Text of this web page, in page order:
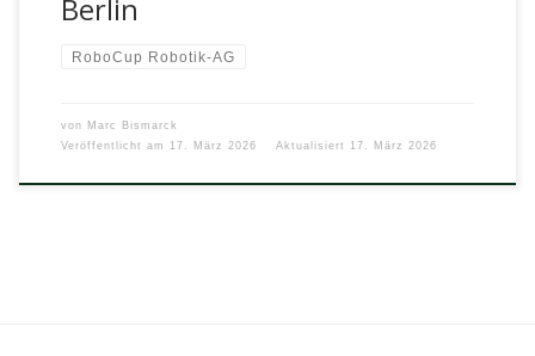
Berlin
RoboCup Robotik-AG
von Marc Bismarck
Veröffentlicht am
17. März 2026 Aktualisiert 17. März 2026